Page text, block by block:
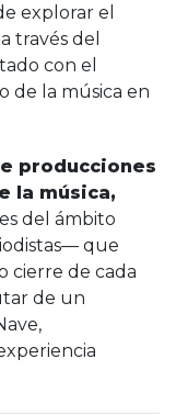
explorar el
través del
con el
de la música en
producciones
la música,
del ámbito
que
cierre de cada
de un